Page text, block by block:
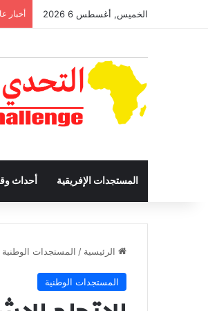
الخميس, أغسطس 6 2026 أخبار
المستجدات الإفريقية أحداث
الرئيسية / المستجدات الوطنية
المستجدات الوطنية